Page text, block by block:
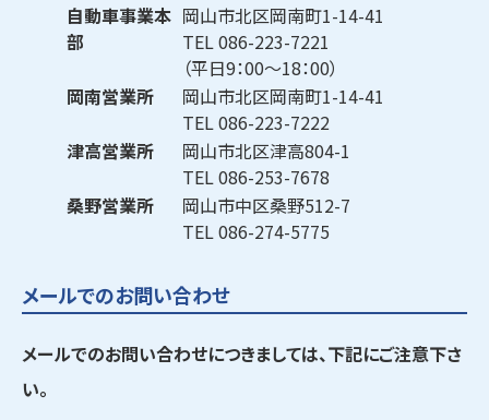
自動車事業本
部
岡山市北区岡南町1-14-41
TEL 086-223-7221
（平日9：00～18：00）
岡南営業所
岡山市北区岡南町1-14-41
TEL 086-223-7222
津高営業所
岡山市北区津高804-1
TEL 086-253-7678
桑野営業所
岡山市中区桑野512-7
TEL 086-274-5775
メールでのお問い合わせ
メールでのお問い合わせにつきましては、下記にご注意下さ
い。